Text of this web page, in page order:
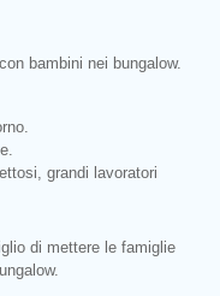
bambini nei bungalow.
grandi lavoratori
di mettere le famiglie